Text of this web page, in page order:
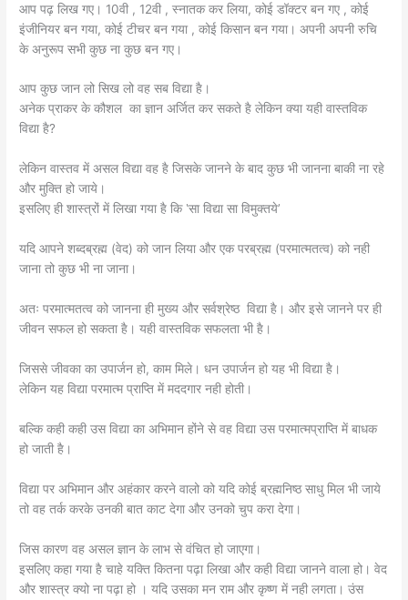
आप पढ़ लिख गए। 10वी , 12वी , स्नातक कर लिया, कोई डॉक्टर बन गए , कोई
इंजीनियर बन गया, कोई टीचर बन गया , कोई किसान बन गया। अपनी अपनी रुचि
के अनुरूप सभी कुछ ना कुछ बन गए।
आप कुछ जान लो सिख लो वह सब विद्या है।
अनेक प्राकर के कौशल का ज्ञान अर्जित कर सकते है लेकिन क्या यही वास्तविक
विद्या है?
लेकिन वास्तव में असल विद्या वह है जिसके जानने के बाद कुछ भी जानना बाकी ना रहे
और मुक्ति हो जाये।
इसलिए ही शास्त्रों में लिखा गया है कि ‛सा विद्या सा विमुक्तये’
यदि आपने शब्दब्रह्म (वेद) को जान लिया और एक परब्रह्म (परमात्मतत्व) को नही
जाना तो कुछ भी ना जाना।
अतः परमात्मतत्व को जानना ही मुख्य और सर्वश्रेष्ठ विद्या है। और इसे जानने पर ही
जीवन सफल हो सकता है। यही वास्तविक सफलता भी है।
जिससे जीवका का उपार्जन हो, काम मिले। धन उपार्जन हो यह भी विद्या है।
लेकिन यह विद्या परमात्म प्राप्ति में मददगार नही होती।
बल्कि कही कही उस विद्या का अभिमान होंने से वह विद्या उस परमात्मप्राप्ति में बाधक
हो जाती है।
विद्या पर अभिमान और अहंकार करने वालो को यदि कोई ब्रह्मनिष्ठ साधु मिल भी जाये
तो वह तर्क करके उनकी बात काट देगा और उनको चुप करा देगा।
जिस कारण वह असल ज्ञान के लाभ से वंचित हो जाएगा।
इसलिए कहा गया है चाहे यक्ति कितना पढ़ा लिखा और कही विद्या जानने वाला हो। वेद
और शास्त्र क्यो ना पढ़ा हो । यदि उसका मन राम और कृष्ण में नही लगता। उंस